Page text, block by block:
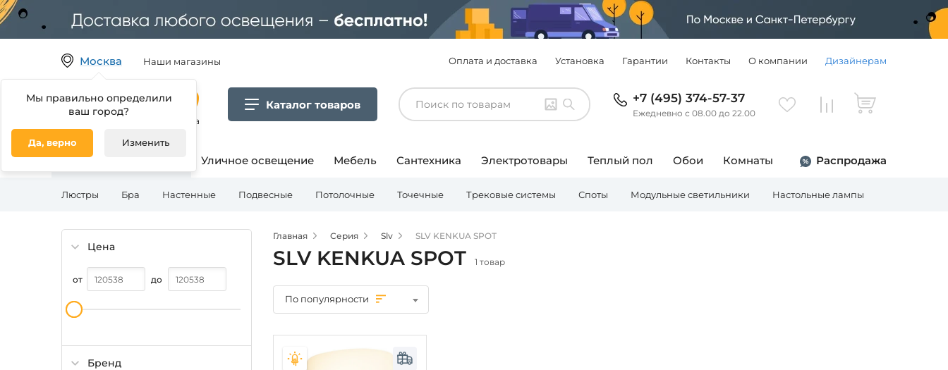
Москва
Мы правильно определили
ваш город?
Да, верно Изменить
Наши магазины Оплата и доставка Установка Гарантии Контакты О компании Дизайнерам
Гипермаркет товаров для дома
Каталог товаров +7 (495) 374-57-37
Ежедневно с 08.00 до 22.00
Освещение для дома Уличное освещение Мебель Сантехника Электротовары Теплый пол Обои Комнаты Распродажа
Люстры Бра Настенные Подвесные Потолочные Точечные Трековые системы Споты Модульные светильники Настольные лампы
Цена
от до
Бренд
Главная Серия Slv SLV KENKUA SPOT
SLV KENKUA SPOT 1 товар
По популярности